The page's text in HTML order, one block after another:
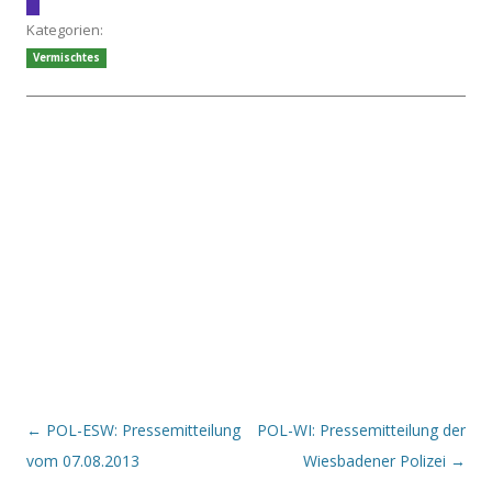
Kategorien:
Vermischtes
Beitrags-Navigation
← POL-ESW: Pressemitteilung
vom 07.08.2013
POL-WI: Pressemitteilung der
Wiesbadener Polizei →